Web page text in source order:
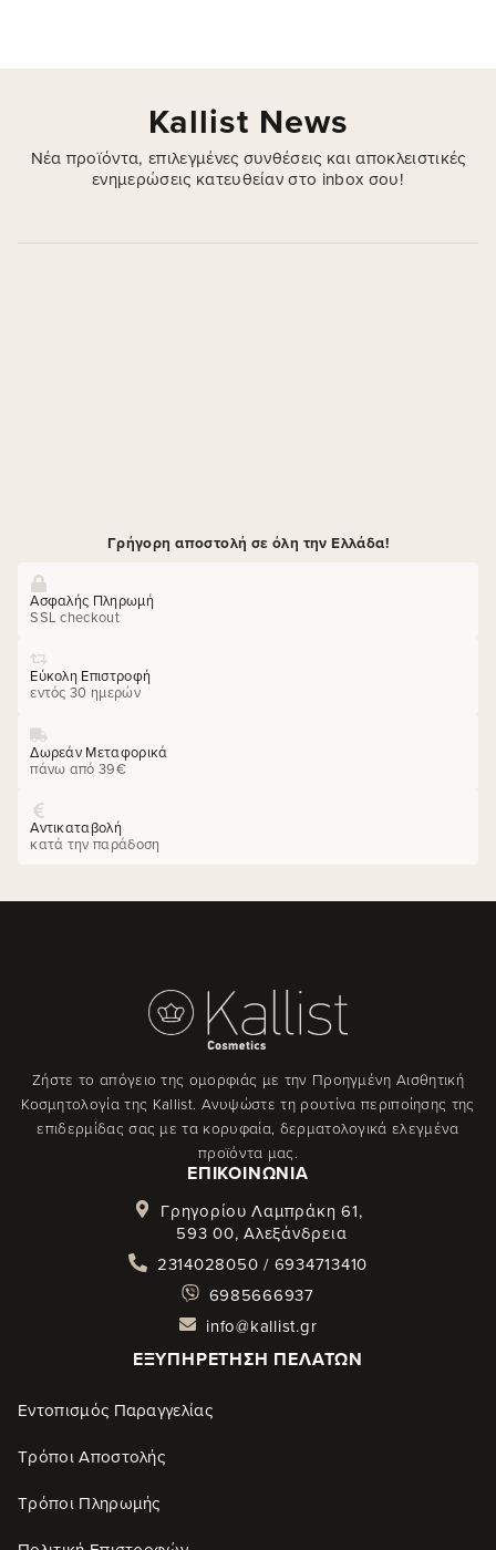
Kallist News
Νέα προϊόντα, επιλεγμένες συνθέσεις και αποκλειστικές
ενημερώσεις κατευθείαν στο inbox σου!
Γρήγορη αποστολή σε όλη την Ελλάδα!
Ασφαλής Πληρωμή
SSL checkout
Εύκολη Επιστροφή
εντός 30 ημερών
Δωρεάν Μεταφορικά
πάνω από 39€
Αντικαταβολή
κατά την παράδοση
Ζήστε το απόγειο της ομορφιάς με την Προηγμένη Αισθητική
Κοσμητολογία της Kallist. Ανυψώστε τη ρουτίνα περιποίησης της
επιδερμίδας σας με τα κορυφαία, δερματολογικά ελεγμένα
προϊόντα μας.
ΕΠΙΚΟΙΝΩΝΊΑ
Γρηγορίου Λαμπράκη 61,
593 00, Αλεξάνδρεια
2314028050 / 6934713410
6985666937
info@kallist.gr
ΕΞΥΠΗΡΈΤΗΣΗ ΠΕΛΑΤΏΝ
Εντοπισμός Παραγγελίας
Τρόποι Αποστολής
Τρόποι Πληρωμής